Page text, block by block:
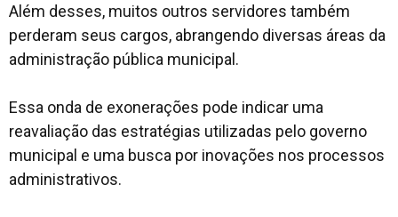
Além desses, muitos outros servidores também
perderam seus cargos, abrangendo diversas áreas da
administração pública municipal.
Essa onda de exonerações pode indicar uma
reavaliação das estratégias utilizadas pelo governo
municipal e uma busca por inovações nos processos
administrativos.